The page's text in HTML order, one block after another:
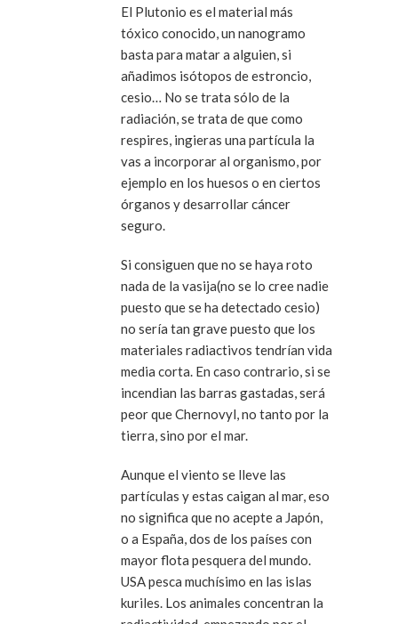
El Plutonio es el material más
tóxico conocido, un nanogramo
basta para matar a alguien, si
añadimos isótopos de estroncio,
cesio… No se trata sólo de la
radiación, se trata de que como
respires, ingieras una partícula la
vas a incorporar al organismo, por
ejemplo en los huesos o en ciertos
órganos y desarrollar cáncer
seguro.
Si consiguen que no se haya roto
nada de la vasija(no se lo cree nadie
puesto que se ha detectado cesio)
no sería tan grave puesto que los
materiales radiactivos tendrían vida
media corta. En caso contrario, si se
incendian las barras gastadas, será
peor que Chernovyl, no tanto por la
tierra, sino por el mar.
Aunque el viento se lleve las
partículas y estas caigan al mar, eso
no significa que no acepte a Japón,
o a España, dos de los países con
mayor flota pesquera del mundo.
USA pesca muchísimo en las islas
kuriles. Los animales concentran la